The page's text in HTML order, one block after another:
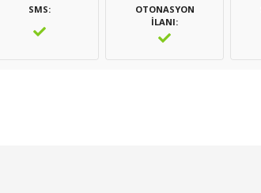
SMS
OTONASYON
İLANI